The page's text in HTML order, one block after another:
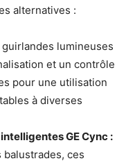
alternatives :
guirlandes lumineuses
et un contrôle
pour une utilisation
à diverses
GE Cync :
ces